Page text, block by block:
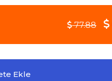
77.88
Ekle